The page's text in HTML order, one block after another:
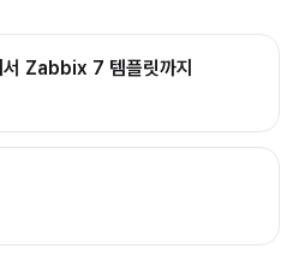
Zabbix 7 템플릿까지